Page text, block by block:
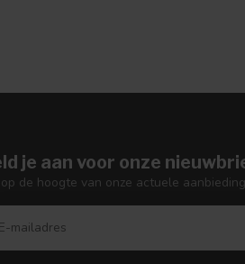
je aan voor onze
de hoogte van onze actuele